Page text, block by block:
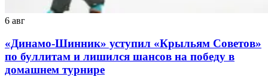
6 авг
«Динамо-Шинник» уступил «Крыльям Советов»
по буллитам и лишился шансов на победу в
домашнем турнире